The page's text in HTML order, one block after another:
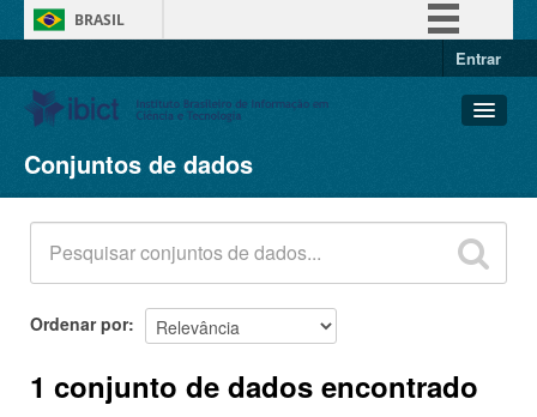
BRASIL
Entrar
Conjuntos de dados
Organizações
Grupos
Sobre
Conjuntos de dados
Ordenar por
1 conjunto de dados encontrado